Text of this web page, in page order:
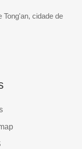
Tong'an, cidade de